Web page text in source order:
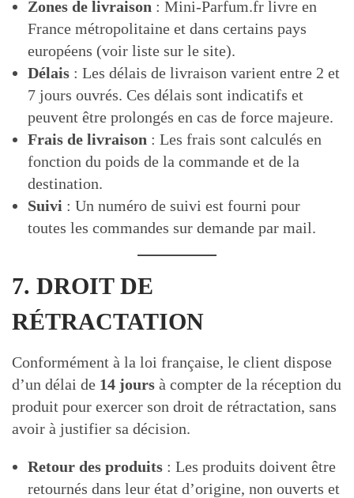
Zones de livraison : Mini-Parfum.fr livre en
France métropolitaine et dans certains pays
européens (voir liste sur le site).
Délais : Les délais de livraison varient entre 2 et
7 jours ouvrés. Ces délais sont indicatifs et
peuvent être prolongés en cas de force majeure.
Frais de livraison : Les frais sont calculés en
fonction du poids de la commande et de la
destination.
Suivi : Un numéro de suivi est fourni pour
toutes les commandes sur demande par mail.
7. DROIT DE
RÉTRACTATION
Conformément à la loi française, le client dispose
d’un délai de 14 jours à compter de la réception du
produit pour exercer son droit de rétractation, sans
avoir à justifier sa décision.
Retour des produits : Les produits doivent être
retournés dans leur état d’origine, non ouverts et